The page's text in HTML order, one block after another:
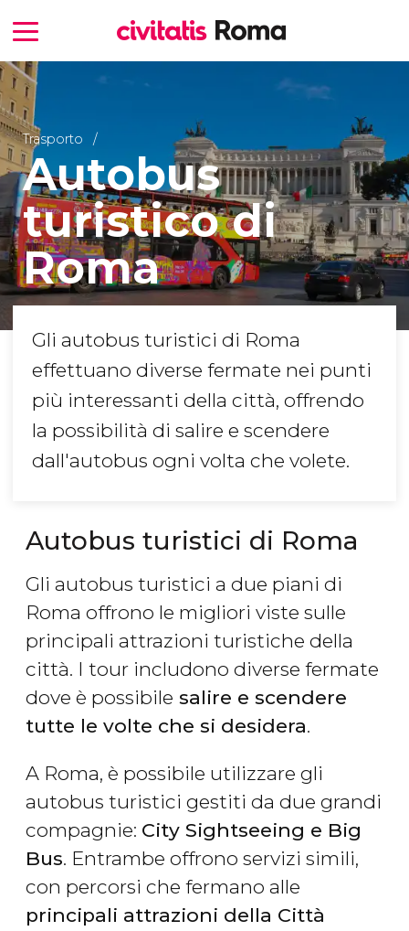
Trasporto
Autobus
turistico di
Roma
Gli autobus turistici di Roma
effettuano diverse fermate nei punti
più interessanti della città, offrendo
la possibilità di salire e scendere
dall'autobus ogni volta che volete.
Autobus turistici di Roma
Gli autobus turistici a due piani di
Roma offrono le migliori viste sulle
principali attrazioni turistiche della
città. I ​​tour includono diverse fermate
dove è possibile salire e scendere
tutte le volte che si desidera.
A Roma, è possibile utilizzare gli
autobus turistici gestiti da due grandi
compagnie: City Sightseeing e Big
Bus. Entrambe offrono servizi simili,
con percorsi che fermano alle
principali attrazioni della Città